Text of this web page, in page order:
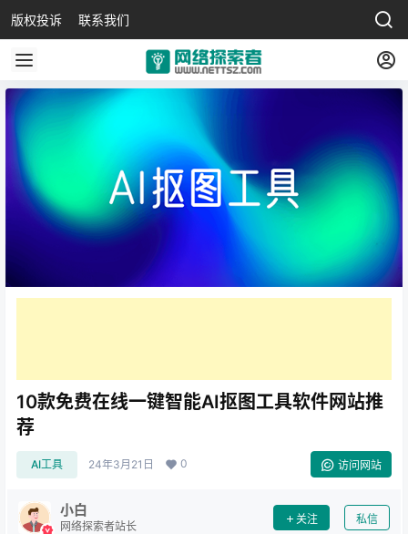
版权投诉 联系我们
10款免费在线一键智能AI抠图工具软件网站推
荐
AI工具 24年3月21日 0 访问网站
小白
网络探索者站长
关注 私信